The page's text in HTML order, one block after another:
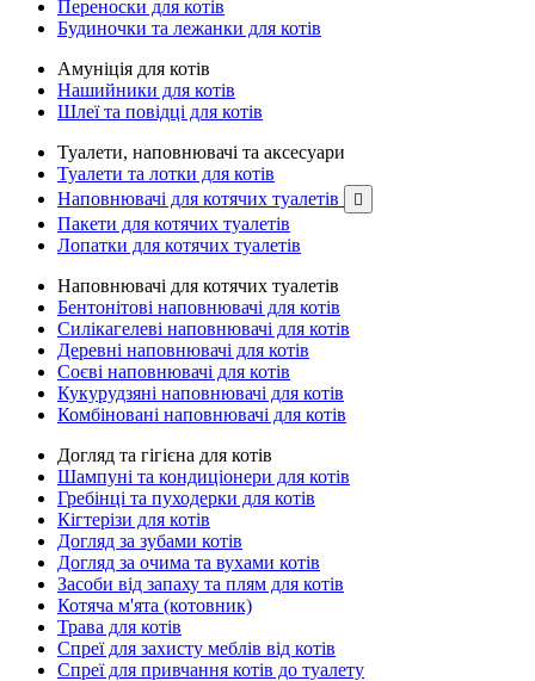
Переноски для котів
Будиночки та лежанки для котів
Амуніція для котів
Нашийники для котів
Шлеї та повідці для котів
Туалети, наповнювачі та аксесуари
Туалети та лотки для котів
Наповнювачі для котячих туалетів

Пакети для котячих туалетів
Лопатки для котячих туалетів
Наповнювачі для котячих туалетів
Бентонітові наповнювачі для котів
Силікагелеві наповнювачі для котів
Деревні наповнювачі для котів
Соєві наповнювачі для котів
Кукурудзяні наповнювачі для котів
Комбіновані наповнювачі для котів
Догляд та гігієна для котів
Шампуні та кондиціонери для котів
Гребінці та пуходерки для котів
Кігтерізи для котів
Догляд за зубами котів
Догляд за очима та вухами котів
Засоби від запаху та плям для котів
Котяча м'ята (котовник)
Трава для котів
Спреї для захисту меблів від котів
Спреї для привчання котів до туалету